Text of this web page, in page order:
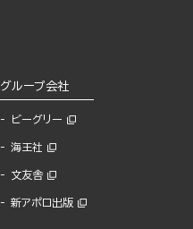
グループ会社
ビーグリー
海王社
文友舎
新アポロ出版